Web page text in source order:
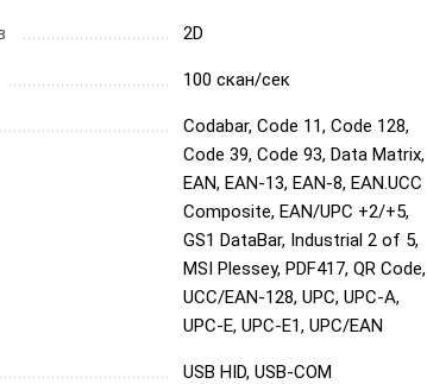
2D
100 скан/сек
Codabar, Code 11, Code 128,
Code 39, Code 93, Data Matrix,
EAN, EAN-13, EAN-8, EAN.UCC
Composite, EAN/UPC +2/+5,
GS1 DataBar, Industrial 2 of 5,
MSI Plessey, PDF417, QR Code,
UCC/EAN-128, UPC, UPC-A,
UPC-E, UPC-E1, UPC/EAN
USB HID, USB-COM